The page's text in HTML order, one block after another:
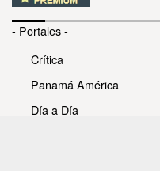
- Portales -
Crítica
Panamá América
Día a Día